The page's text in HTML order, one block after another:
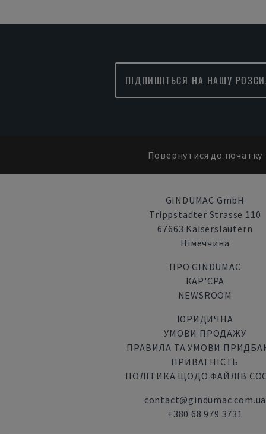
ПІДПИШІТЬСЯ НА НАШУ
Повернутися до початку
GINDUMAC GmbH
Trippstadter Strasse 110
67663 Kaiserslautern
Німеччина
ПРО GINDUMAC
КАР'ЄРА
NEWSROOM
ЮРИДИЧНА
УМОВИ ПРОДАЖУ
ПРАВИЛА ТА УМОВИ
ПРИВАТНІСТЬ
ПОЛІТИКА ЩОДО ФАЙЛІВ
contact@gindumac.com.ua
+380 68 979 3731